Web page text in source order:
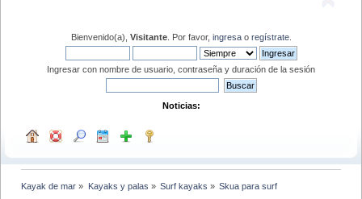
Bienvenido(a), Visitante. Por favor, ingresao regístrate.
Ingresar con nombre de usuario, contraseña y duración de la sesión
Noticias:
Kayak de mar » Kayaks y palas » Surf kayaks » Skua para surf